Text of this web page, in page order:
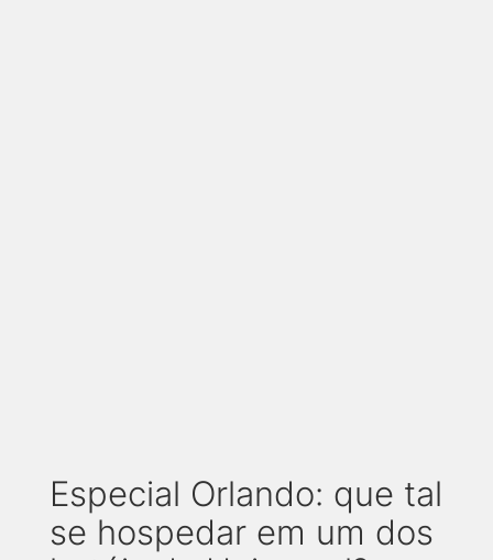
Especial Orlando: que tal
se hospedar em um dos